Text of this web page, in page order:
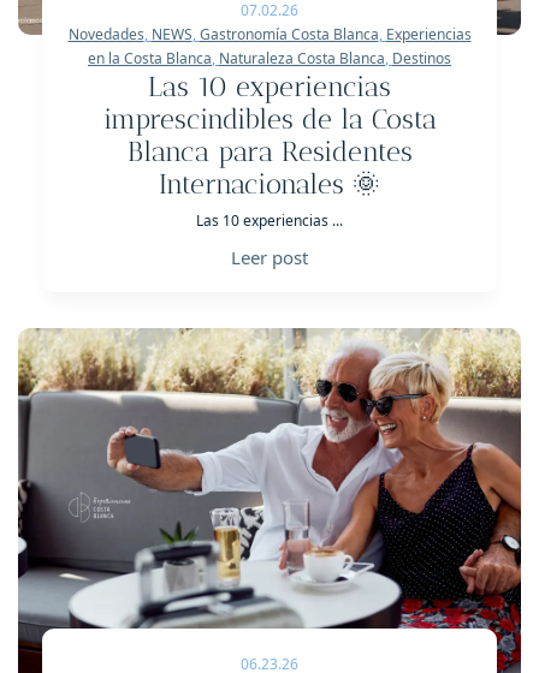
07.02.26
Novedades, NEWS,Gastronomía Costa Blanca, Experiencias
en la Costa Blanca, Naturaleza Costa Blanca, Destinos
Las 10 experiencias
imprescindibles de la Costa
Blanca para Residentes
Internacionales 🌞
Las 10 experiencias ...
Leer post
06.23.26